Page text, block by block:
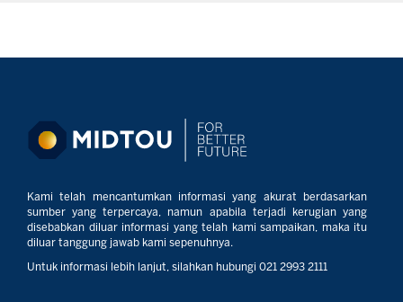
Kami telah mencantumkan informasi yang akurat berdasarkan
sumber yang terpercaya, namun apabila terjadi kerugian yang
disebabkan diluar informasi yang telah kami sampaikan, maka itu
diluar tanggung jawab kami sepenuhnya.
Untuk informasi lebih lanjut, silahkan hubungi 021 2993 2111